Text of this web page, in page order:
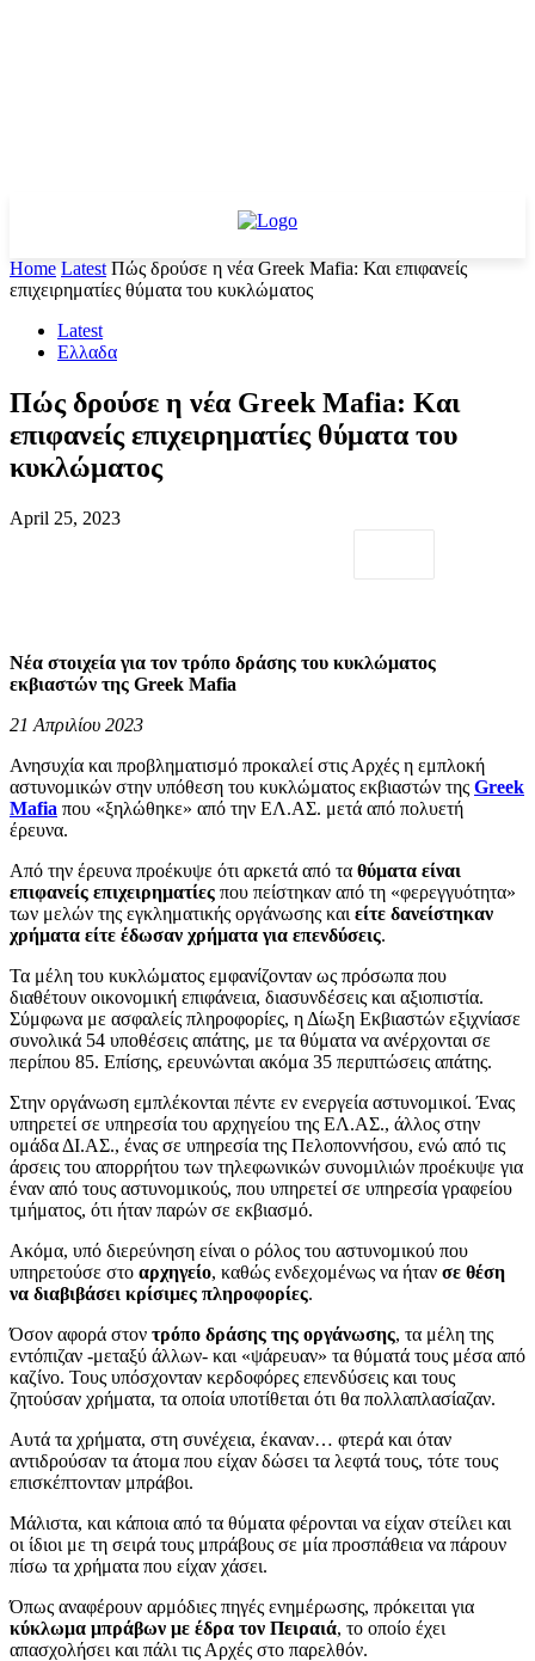
Home Latest Πώς δρούσε η νέα Greek Mafia: Και επιφανείς
επιχειρηματίες θύματα του κυκλώματος
Latest
Ελλαδα
Πώς δρούσε η νέα Greek Mafia: Και
επιφανείς επιχειρηματίες θύματα του
κυκλώματος
April 25, 2023
Νέα στοιχεία για τον τρόπο δράσης του κυκλώματος
εκβιαστών της Greek Mafia
21 Απριλίου 2023
Ανησυχία και προβληματισμό προκαλεί στις Αρχές η εμπλοκή
αστυνομικών στην υπόθεση του κυκλώματος εκβιαστών της Greek
Mafia που «ξηλώθηκε» από την ΕΛ.ΑΣ. μετά από πολυετή
έρευνα.
Από την έρευνα προέκυψε ότι αρκετά από τα θύματα είναι
επιφανείς επιχειρηματίες που πείστηκαν από τη «φερεγγυότητα»
των μελών της εγκληματικής οργάνωσης και είτε δανείστηκαν
χρήματα είτε έδωσαν χρήματα για επενδύσεις.
Τα μέλη του κυκλώματος εμφανίζονταν ως πρόσωπα που
διαθέτουν οικονομική επιφάνεια, διασυνδέσεις και αξιοπιστία.
Σύμφωνα με ασφαλείς πληροφορίες, η Δίωξη Εκβιαστών εξιχνίασε
συνολικά 54 υποθέσεις απάτης, με τα θύματα να ανέρχονται σε
περίπου 85. Επίσης, ερευνώνται ακόμα 35 περιπτώσεις απάτης.
Στην οργάνωση εμπλέκονται πέντε εν ενεργεία αστυνομικοί. Ένας
υπηρετεί σε υπηρεσία του αρχηγείου της ΕΛ.ΑΣ., άλλος στην
ομάδα ΔΙ.ΑΣ., ένας σε υπηρεσία της Πελοποννήσου, ενώ από τις
άρσεις του απορρήτου των τηλεφωνικών συνομιλιών προέκυψε για
έναν από τους αστυνομικούς, που υπηρετεί σε υπηρεσία γραφείου
τμήματος, ότι ήταν παρών σε εκβιασμό.
Ακόμα, υπό διερεύνηση είναι ο ρόλος του αστυνομικού που
υπηρετούσε στο αρχηγείο, καθώς ενδεχομένως να ήταν σε θέση
να διαβιβάσει κρίσιμες πληροφορίες.
Όσον αφορά στον τρόπο δράσης της οργάνωσης, τα μέλη της
εντόπιζαν -μεταξύ άλλων- και «ψάρευαν» τα θύματά τους μέσα από
καζίνο. Τους υπόσχονταν κερδοφόρες επενδύσεις και τους
ζητούσαν χρήματα, τα οποία υποτίθεται ότι θα πολλαπλασίαζαν.
Αυτά τα χρήματα, στη συνέχεια, έκαναν… φτερά και όταν
αντιδρούσαν τα άτομα που είχαν δώσει τα λεφτά τους, τότε τους
επισκέπτονταν μπράβοι.
Μάλιστα, και κάποια από τα θύματα φέρονται να είχαν στείλει και
οι ίδιοι με τη σειρά τους μπράβους σε μία προσπάθεια να πάρουν
πίσω τα χρήματα που είχαν χάσει.
Όπως αναφέρουν αρμόδιες πηγές ενημέρωσης, πρόκειται για
κύκλωμα μπράβων με έδρα τον Πειραιά, το οποίο έχει
απασχολήσει και πάλι τις Αρχές στο παρελθόν.